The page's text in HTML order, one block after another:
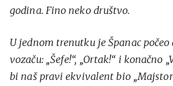
godina. Fino neko društvo.
U jednom trenutku je Španac
vozaču: „Šefe!“, „Ortak!“ i konačno
bi naš pravi ekvivalent bio